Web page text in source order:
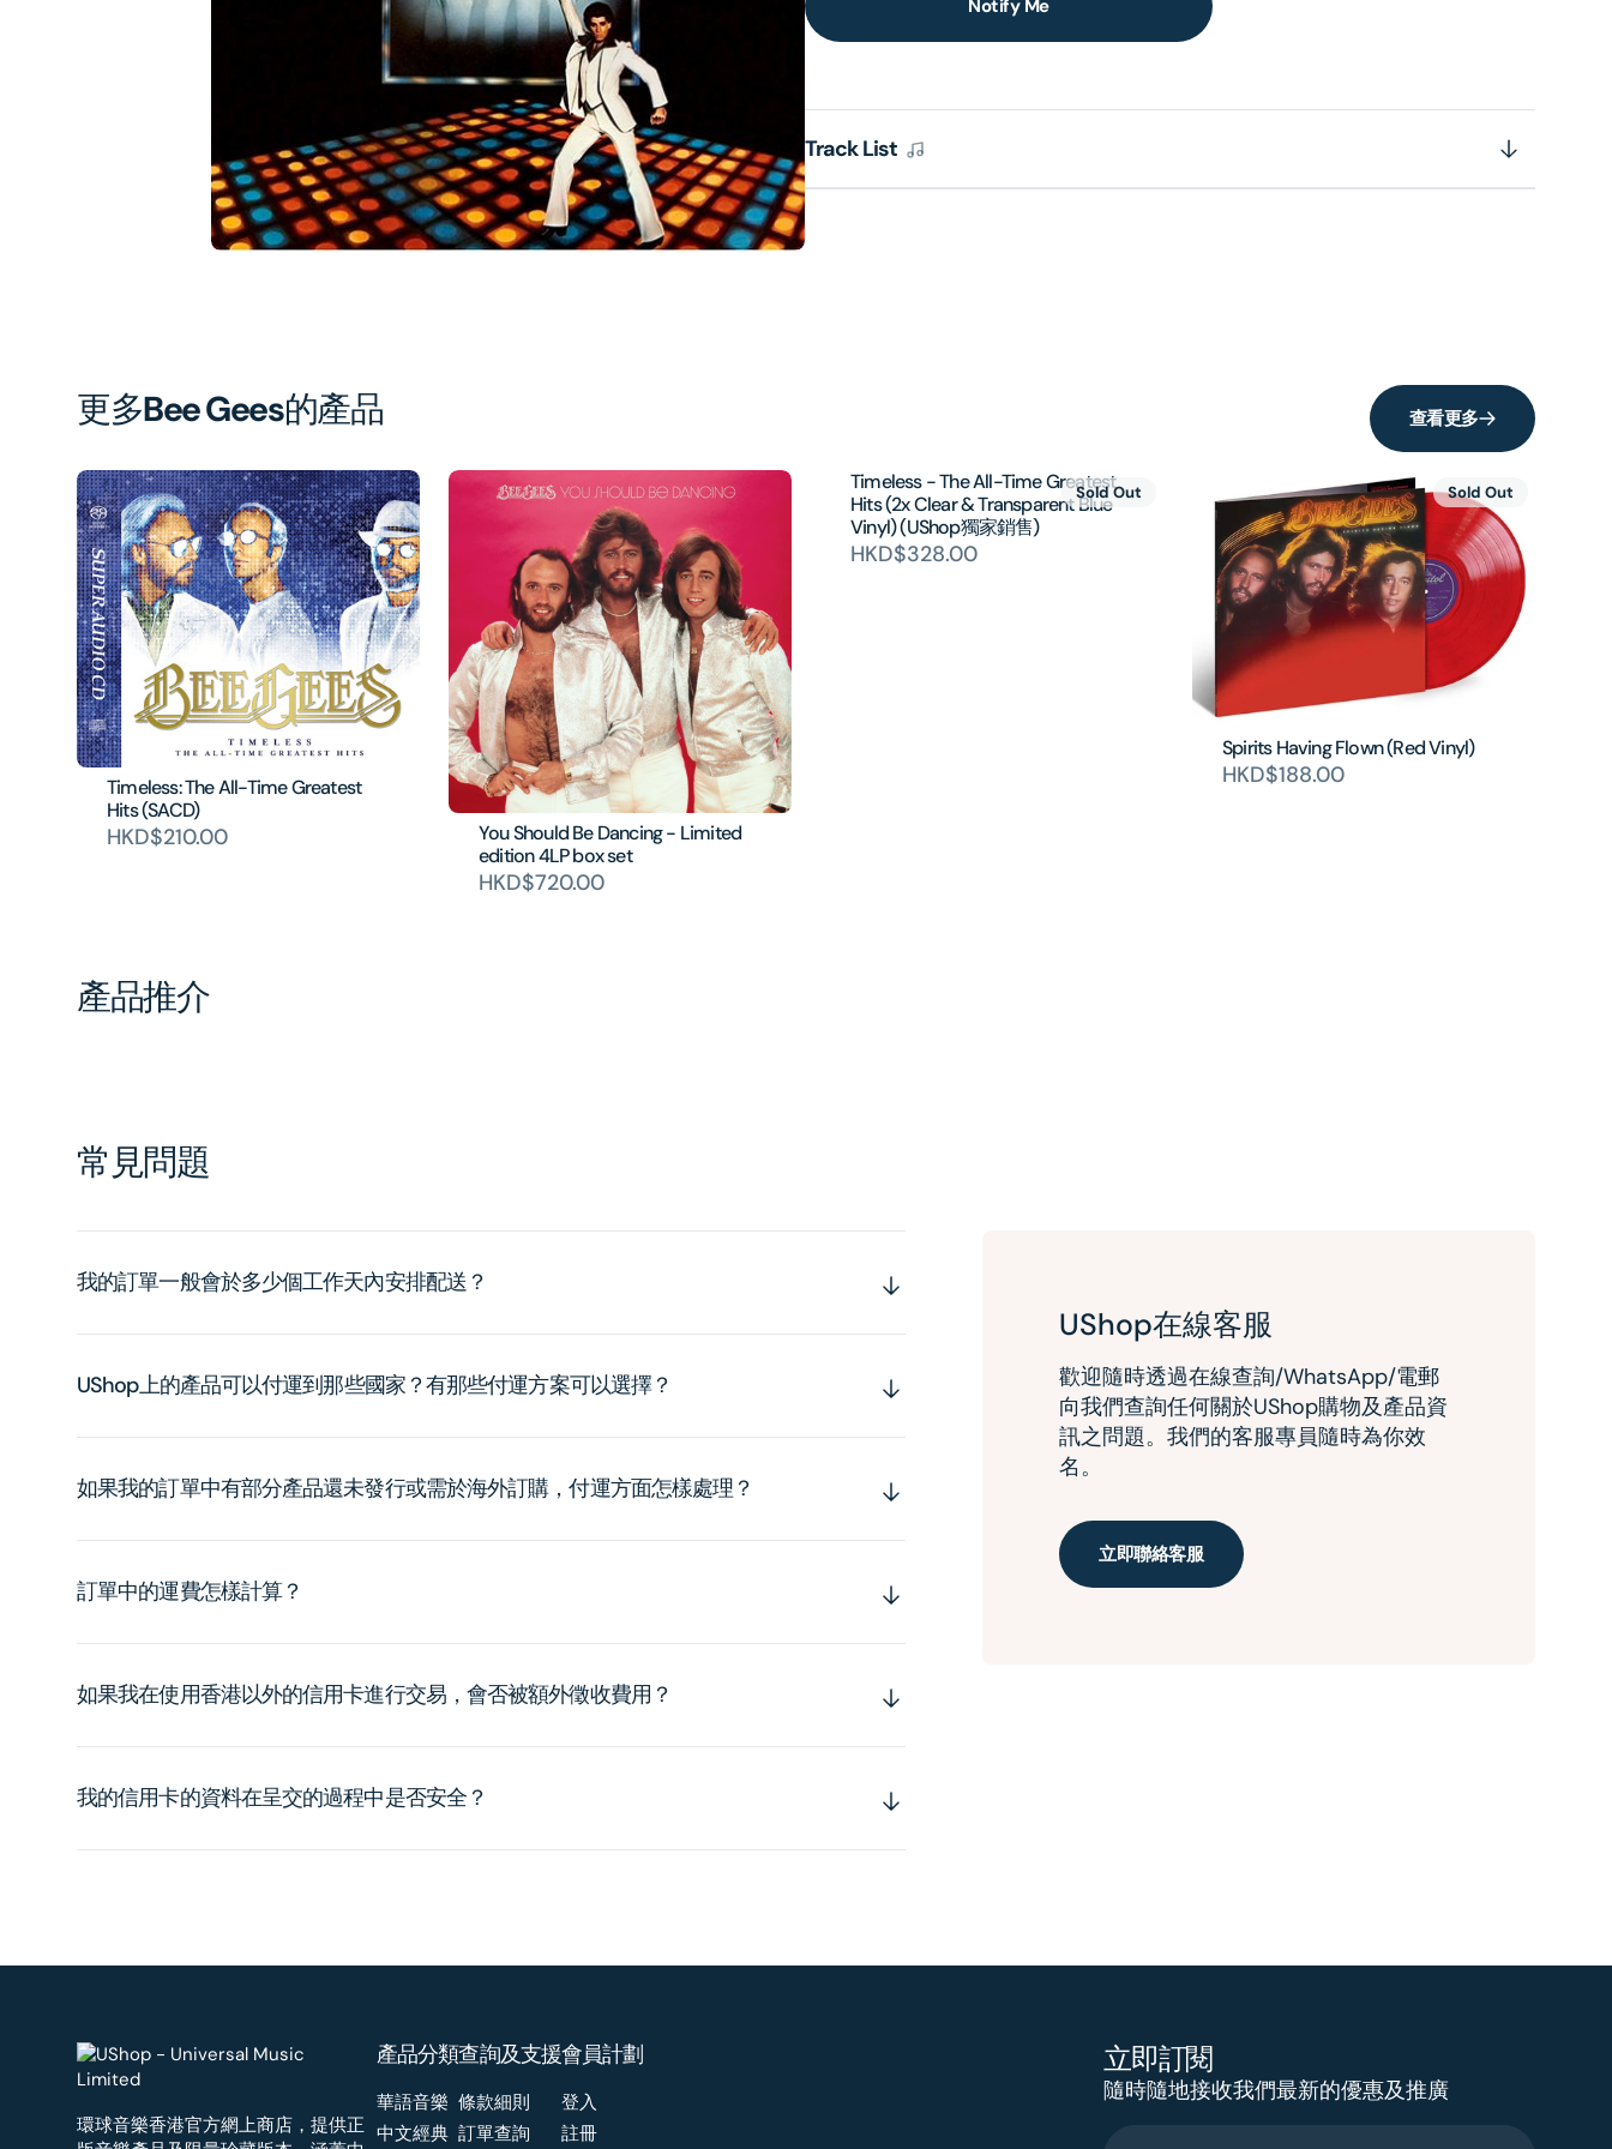
Notify Me
Track List
1
gallery
view
更多Bee Gees的產品 查看更多
Timeless: The All-Time Greatest
Hits (SACD)
HKD$210.00
You Should Be Dancing - Limited
edition 4LP box set
HKD$720.00
Timeless - The All-Time Greatest
Hits (2x Clear & Transparent Blue
Vinyl) (UShop獨家銷售)
HKD$328.00
Sold Out
Spirits Having Flown (Red Vinyl)
HKD$188.00
Sold Out
產品推介
常見問題
我的訂單一般會於多少個工作天內安排配送？
UShop上的產品可以付運到那些國家？有那些付運方案可以選擇？
如果我的訂單中有部分產品還未發行或需於海外訂購，付運方面怎樣處理？
訂單中的運費怎樣計算？
如果我在使用香港以外的信用卡進行交易，會否被額外徵收費用？
我的信用卡的資料在呈交的過程中是否安全？
UShop在線客服
歡迎隨時透過在線查詢/WhatsApp/電郵
向我們查詢任何關於UShop購物及產品資
訊之問題。我們的客服專員隨時為你效
名。
立即聯絡客服
環球音樂香港官方網上商店，提供正
產品分類
華語音樂
中文經典
查詢及支援
條款細則
訂單查詢
會員計劃
登入
註冊
立即訂閱
隨時隨地接收我們最新的優惠及推廣